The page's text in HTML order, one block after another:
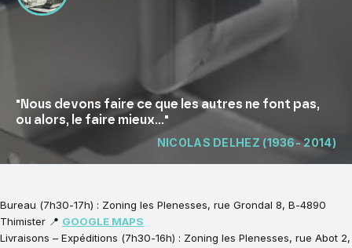
"Nous devons faire ce que les autres ne font pas,
ou alors, le faire mieux..."
NICOLAS DELHEZ (1936- 2014)
Bureau (7h30-17h) : Zoning les Plenesses, rue Grondal 8, B-4890
Thimister 📍 GOOGLE MAPS
Livraisons – Expéditions (7h30-16h) : Zoning les Plenesses, rue Abot 2,